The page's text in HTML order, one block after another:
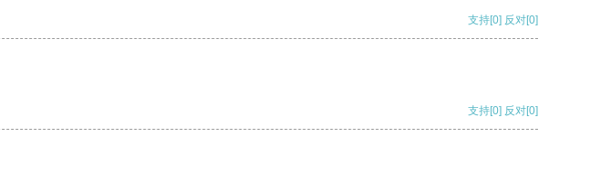
支持[0] 反对[0]
支持[0] 反对[0]